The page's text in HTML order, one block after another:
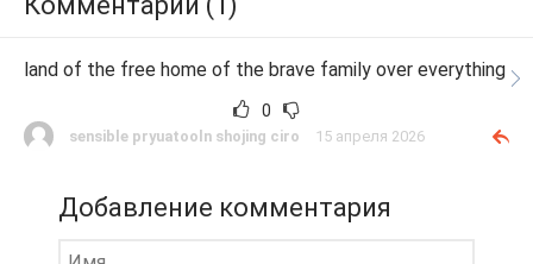
land of the free home of the brave family over everything
0
sensible pryuatooln shojing ciro 15 апреля 2026
Добавление комментария